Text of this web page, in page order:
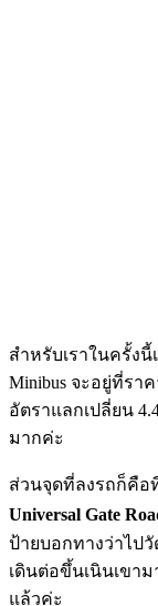
สำหรับเราในครั้ง
Minibus จะอยู่ที่รา
อัตราแลกเปลี่ยน
มากค่ะ
ส่วนจุดที่ลงรถก็คือ
Universal Gate
ป้ายบอกทางว่าไป
เดินต่อขึ้นเนินเขา
แล้วค่ะ